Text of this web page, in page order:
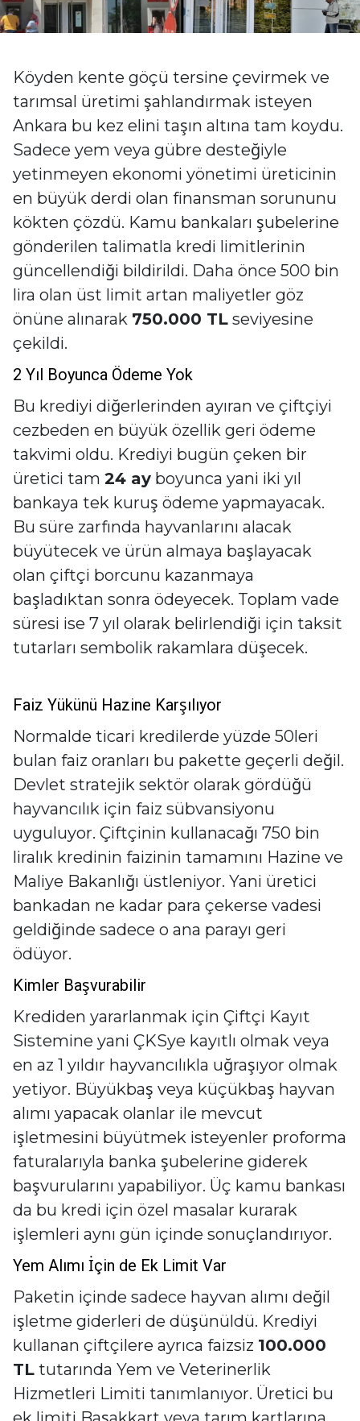
Köyden kente göçü tersine çevirmek ve
tarımsal üretimi şahlandırmak isteyen
Ankara bu kez elini taşın altına tam koydu.
Sadece yem veya gübre desteğiyle
yetinmeyen ekonomi yönetimi üreticinin
en büyük derdi olan finansman sorununu
kökten çözdü. Kamu bankaları şubelerine
gönderilen talimatla kredi limitlerinin
güncellendiği bildirildi. Daha önce 500 bin
lira olan üst limit artan maliyetler göz
önüne alınarak 750.000 TL seviyesine
çekildi.
2 Yıl Boyunca Ödeme Yok
Bu krediyi diğerlerinden ayıran ve çiftçiyi
cezbeden en büyük özellik geri ödeme
takvimi oldu. Krediyi bugün çeken bir
üretici tam 24 ay boyunca yani iki yıl
bankaya tek kuruş ödeme yapmayacak.
Bu süre zarfında hayvanlarını alacak
büyütecek ve ürün almaya başlayacak
olan çiftçi borcunu kazanmaya
başladıktan sonra ödeyecek. Toplam vade
süresi ise 7 yıl olarak belirlendiği için taksit
tutarları sembolik rakamlara düşecek.
Faiz Yükünü Hazine Karşılıyor
Normalde ticari kredilerde yüzde 50leri
bulan faiz oranları bu pakette geçerli değil.
Devlet stratejik sektör olarak gördüğü
hayvancılık için faiz sübvansiyonu
uyguluyor. Çiftçinin kullanacağı 750 bin
liralık kredinin faizinin tamamını Hazine ve
Maliye Bakanlığı üstleniyor. Yani üretici
bankadan ne kadar para çekerse vadesi
geldiğinde sadece o ana parayı geri
ödüyor.
Kimler Başvurabilir
Krediden yararlanmak için Çiftçi Kayıt
Sistemine yani ÇKSye kayıtlı olmak veya
en az 1 yıldır hayvancılıkla uğraşıyor olmak
yetiyor. Büyükbaş veya küçükbaş hayvan
alımı yapacak olanlar ile mevcut
işletmesini büyütmek isteyenler proforma
faturalarıyla banka şubelerine giderek
başvurularını yapabiliyor. Üç kamu bankası
da bu kredi için özel masalar kurarak
işlemleri aynı gün içinde sonuçlandırıyor.
Yem Alımı İçin de Ek Limit Var
Paketin içinde sadece hayvan alımı değil
işletme giderleri de düşünüldü. Krediyi
kullanan çiftçilere ayrıca faizsiz 100.000
TL tutarında Yem ve Veterinerlik
Hizmetleri Limiti tanımlanıyor. Üretici bu